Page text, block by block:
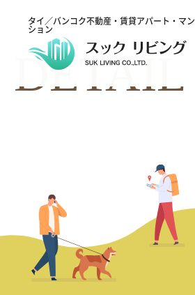
タイ／バンコク不動産・賃貸アパート・マン
ション
DETAIL